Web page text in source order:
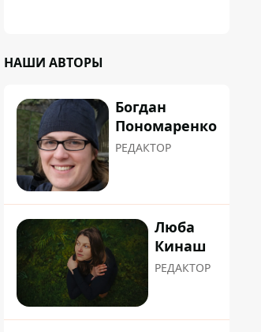
НАШИ АВТОРЫ
Богдан
Пономаренко
РЕДАКТОР
Люба
Кинаш
РЕДАКТОР